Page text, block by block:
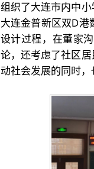
组织了大连市内中
大连金普新区双D港
设计过程，在董家
论，还考虑了社区
动社会发展的同时，